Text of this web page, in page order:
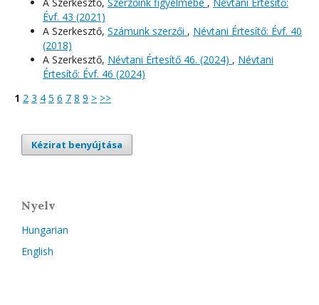
Évf. 43 (2021)
A Szerkesztő, Számunk szerzői , Névtani Értesítő: Évf. 40
(2018)
A Szerkesztő, Névtani Értesítő 46. (2024) , Névtani
Értesítő: Évf. 46 (2024)
1 2 3 4 5 6 7 8 9 > >>
Kézirat benyújtása
Nyelv
Hungarian
English